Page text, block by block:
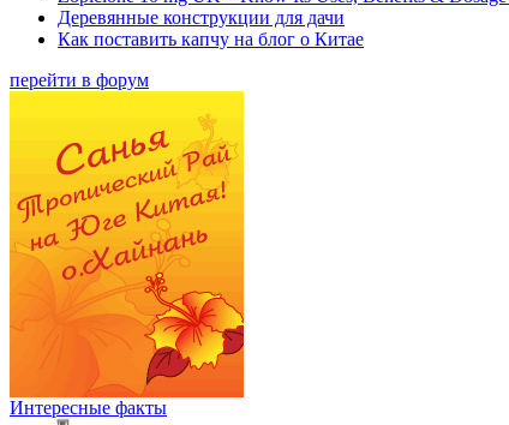
Деревянные конструкции для дачи
Как поставить капчу на блог о Китае
перейти в форум
Интересные факты